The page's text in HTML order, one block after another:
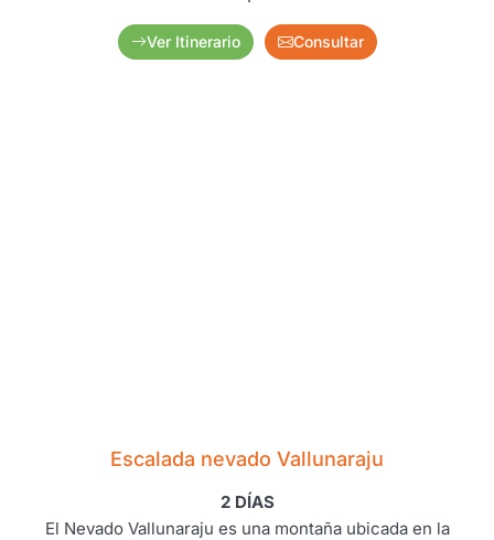
Ver Itinerario Consultar
Escalada nevado Vallunaraju
2 DÍAS
El Nevado Vallunaraju es una montaña ubicada en la